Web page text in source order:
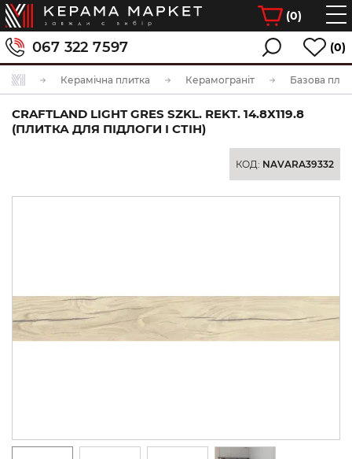
(0)
067 322 7597 (0)
Керамічна плитка Керамограніт Базова
CRAFTLAND LIGHT GRES SZKL. REKT. 14.8Х119.8
(ПЛИТКА ДЛЯ ПІДЛОГИ І СТІН)
КОД: NAVARA39332